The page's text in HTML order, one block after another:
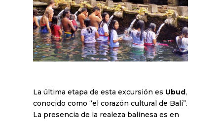
La última etapa de esta excursión es Ubud,
conocido como “el corazón cultural de Bali”.
La presencia de la realeza balinesa es en